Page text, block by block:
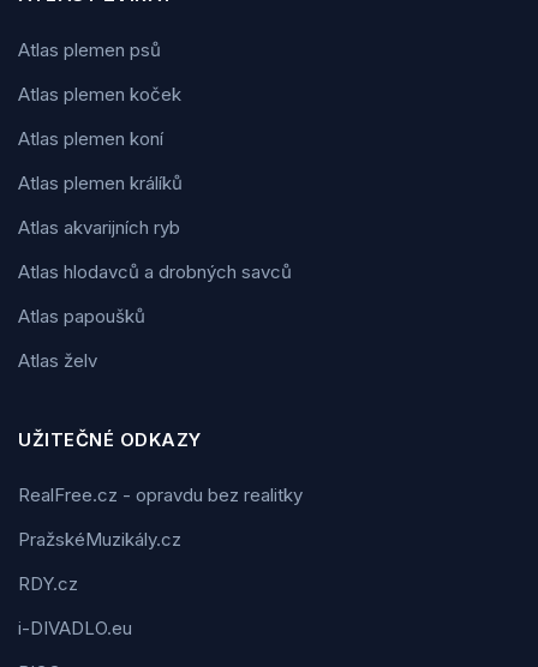
Atlas plemen psů
Atlas plemen koček
Atlas plemen koní
Atlas plemen králíků
Atlas akvarijních ryb
Atlas hlodavců a drobných savců
Atlas papoušků
Atlas želv
UŽITEČNÉ ODKAZY
RealFree.cz - opravdu bez realitky
PražskéMuzikály.cz
RDY.cz
i-DIVADLO.eu